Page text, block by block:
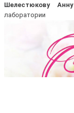
Шелестюкову